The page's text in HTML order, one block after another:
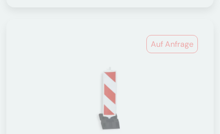
Auf Anfrage